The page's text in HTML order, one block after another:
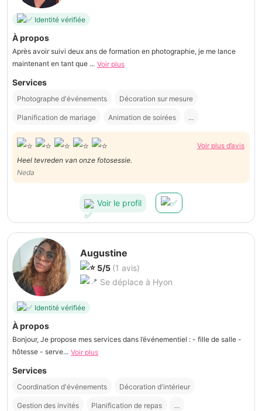
Identité vérifiée
À propos
Après avoir suivi deux ans de formation en photographie, je me lance
maintenant en tant que ... Voir plus
Services
Photographe d'événements Décoration sur mesure
Planification de mariage Animation de soirées ...
Voir plus d’avis
Heel tevreden van onze fotosessie.
Neda
Voir le profil
Augustine
5/5 (1 avis)
Se déplace à Hyon
Identité vérifiée
À propos
Bonjour, Je propose mes services dans l’événementiel : - fille de salle -
hôtesse - serve... Voir plus
Services
Coordination d'événements Décoration d'intérieur
Gestion des invités Planification de repas ...